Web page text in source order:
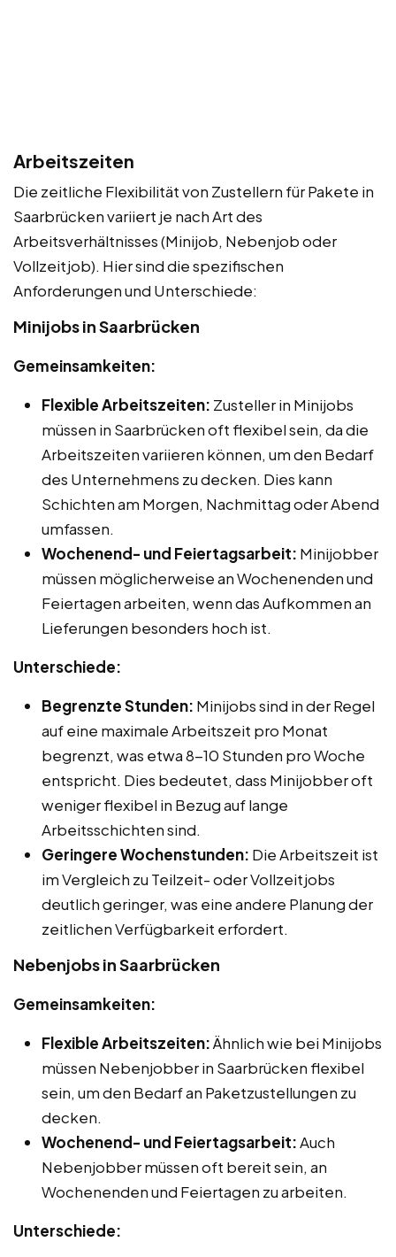
Arbeitszeiten
Die zeitliche Flexibilität von Zustellern für Pakete in
Saarbrücken variiert je nach Art des
Arbeitsverhältnisses (Minijob, Nebenjob oder
Vollzeitjob). Hier sind die spezifischen
Anforderungen und Unterschiede:
Minijobs in Saarbrücken
Gemeinsamkeiten:
Flexible Arbeitszeiten: Zusteller in Minijobs
müssen in Saarbrücken oft flexibel sein, da die
Arbeitszeiten variieren können, um den Bedarf
des Unternehmens zu decken. Dies kann
Schichten am Morgen, Nachmittag oder Abend
umfassen.
Wochenend- und Feiertagsarbeit: Minijobber
müssen möglicherweise an Wochenenden und
Feiertagen arbeiten, wenn das Aufkommen an
Lieferungen besonders hoch ist.
Unterschiede:
Begrenzte Stunden: Minijobs sind in der Regel
auf eine maximale Arbeitszeit pro Monat
begrenzt, was etwa 8-10 Stunden pro Woche
entspricht. Dies bedeutet, dass Minijobber oft
weniger flexibel in Bezug auf lange
Arbeitsschichten sind.
Geringere Wochenstunden: Die Arbeitszeit ist
im Vergleich zu Teilzeit- oder Vollzeitjobs
deutlich geringer, was eine andere Planung der
zeitlichen Verfügbarkeit erfordert.
Nebenjobs in Saarbrücken
Gemeinsamkeiten:
Flexible Arbeitszeiten:Ähnlich wie bei Minijobs
müssen Nebenjobber in Saarbrücken flexibel
sein, um den Bedarf an Paketzustellungen zu
decken.
Wochenend- und Feiertagsarbeit:Auch
Nebenjobber müssen oft bereit sein, an
Wochenenden und Feiertagen zu arbeiten.
Unterschiede: